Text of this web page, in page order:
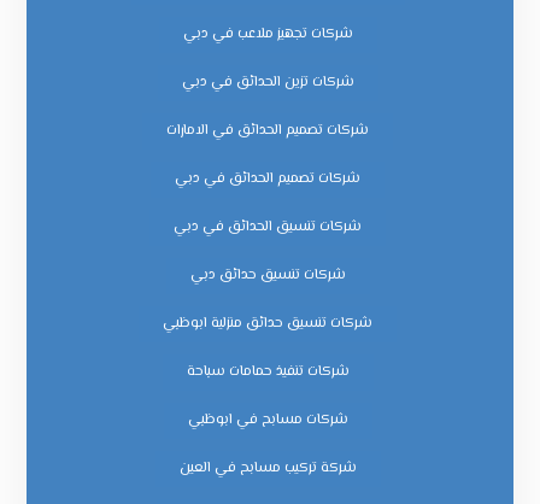
شركات تجهيز ملاعب في دبي
شركات تزين الحدائق في دبي
شركات تصميم الحدائق في الامارات
شركات تصميم الحدائق في دبي
شركات تنسيق الحدائق في دبي
شركات تنسيق حدائق دبي
شركات تنسيق حدائق منزلية ابوظبي
شركات تنفيذ حمامات سباحة
شركات مسابح في ابوظبي
شركة تركيب مسابح في العين